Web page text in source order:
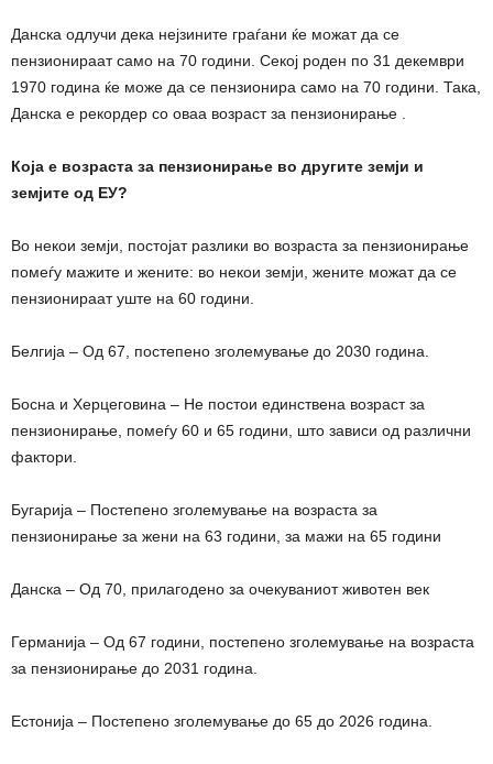
Данска одлучи дека нејзините граѓани ќе можат да се
пензионираат само на 70 години. Секој роден по 31 декември
1970 година ќе може да се пензионира само на 70 години. Така,
Данска е рекордер со оваа возраст за пензионирање .
Која е возраста за пензионирање во другите земји и
земјите од ЕУ?
Во некои земји, постојат разлики во возраста за пензионирање
помеѓу мажите и жените: во некои земји, жените можат да се
пензионираат уште на 60 години.
Белгија – Од 67, постепено зголемување до 2030 година.
Босна и Херцеговина – Не постои единствена возраст за
пензионирање, помеѓу 60 и 65 години, што зависи од различни
фактори.
Бугарија – Постепено зголемување на возраста за
пензионирање за жени на 63 години, за мажи на 65 години
Данска – Од 70, прилагодено за очекуваниот животен век
Германија – Од 67 години, постепено зголемување на возраста
за пензионирање до 2031 година.
Естонија – Постепено зголемување до 65 до 2026 година.